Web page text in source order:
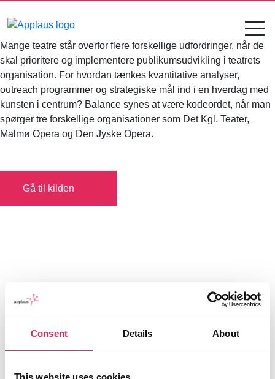
Consent Details About
This website uses cookies
Mange teatre står overfor flere forskellige udfordringer, når de
skal prioritere og implementere publikumsudvikling i teatrets
organisation. For hvordan tænkes kvantitative analyser,
outreach programmer og strategiske mål ind i en hverdag med
kunsten i centrum? Balance synes at være kodeordet, når man
spørger tre forskellige organisationer som Det Kgl. Teater,
Malmø Opera og Den Jyske Opera.
Gå til kilden